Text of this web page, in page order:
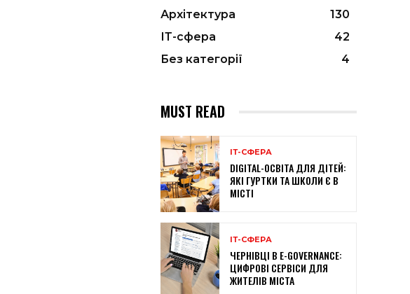
Архітектура
130
ІТ-сфера
42
Без категорії
4
MUST READ
ІТ-СФЕРА
DIGITAL-ОСВІТА ДЛЯ ДІТЕЙ:
ЯКІ ГУРТКИ ТА ШКОЛИ Є В
МІСТІ
ІТ-СФЕРА
ЧЕРНІВЦІ В E-GOVERNANCE:
ЦИФРОВІ СЕРВІСИ ДЛЯ
ЖИТЕЛІВ МІСТА